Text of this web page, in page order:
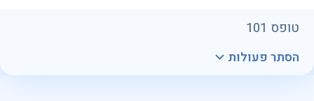
טופס 101
הסתר פעולות